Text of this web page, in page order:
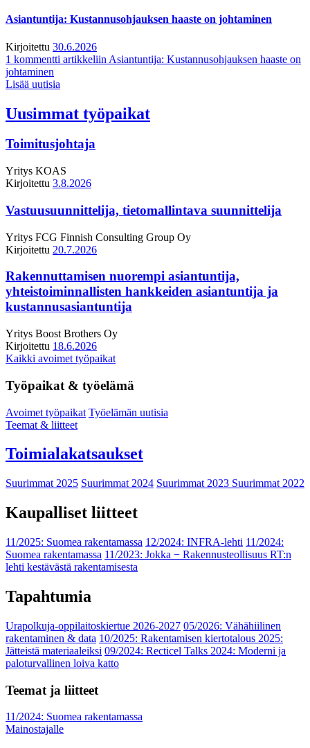
Asiantuntija: Kustannusohjauksen haaste on johtaminen
Kirjoitettu 30.6.2026
1 kommentti artikkeliin Asiantuntija: Kustannusohjauksen haaste on
johtaminen
Lisää uutisia
Uusimmat työpaikat
Toimitusjohtaja
Yritys KOAS
Kirjoitettu 3.8.2026
Vastuusuunnittelija, tietomallintava suunnittelija
Yritys FCG Finnish Consulting Group Oy
Kirjoitettu 20.7.2026
Rakennuttamisen nuorempi asiantuntija,
yhteistoiminnallisten hankkeiden asiantuntija ja
kustannusasiantuntija
Yritys Boost Brothers Oy
Kirjoitettu 18.6.2026
Kaikki avoimet työpaikat
Työpaikat & työelämä
Avoimet työpaikat Työelämän uutisia
Teemat & liitteet
Toimialakatsaukset
Suurimmat 2025 Suurimmat 2024 Suurimmat 2023 Suurimmat 2022
Kaupalliset liitteet
11/2025: Suomea rakentamassa 12/2024: INFRA-lehti 11/2024:
Suomea rakentamassa 11/2023: Jokka − Rakennusteollisuus RT:n
lehti kestävästä rakentamisesta
Tapahtumia
Urapolkuja-oppilaitoskiertue 2026-2027 05/2026: Vähähiilinen
rakentaminen & data 10/2025: Rakentamisen kiertotalous 2025:
Jätteistä materiaaleiksi 09/2024: Recticel Talks 2024: Moderni ja
paloturvallinen loiva katto
Teemat ja liitteet
11/2024: Suomea rakentamassa
Mainostajalle